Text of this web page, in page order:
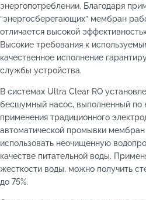
энергопотреблении. Благодаря
“энергосберегающих” мембран
отличается высокой
Высокие требования к
качественное исполнение
службы устройства.
В системах Ultra Clear RO
бесшумный насос, выполненный по
применения традиционного
автоматической промывки мембран
использовать неочищенную
качестве питательной воды.
жесткости воды, можно получить
до 75%.